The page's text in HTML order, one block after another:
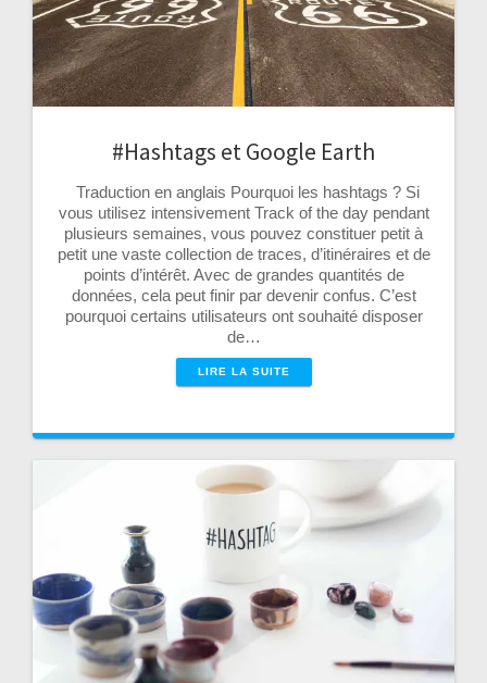
#Hashtags et Google Earth
Traduction en anglais Pourquoi les hashtags ? Si
vous utilisez intensivement Track of the day pendant
plusieurs semaines, vous pouvez constituer petit à
petit une vaste collection de traces, d’itinéraires et de
points d’intérêt. Avec de grandes quantités de
données, cela peut finir par devenir confus. C’est
pourquoi certains utilisateurs ont souhaité disposer
de…
LIRE LA SUITE